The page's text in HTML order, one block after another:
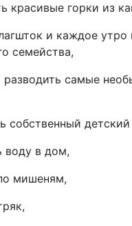
красивые горки из
и каждое утро
семейства,
разводить самые
собственный
воду в дом,
мишеням,